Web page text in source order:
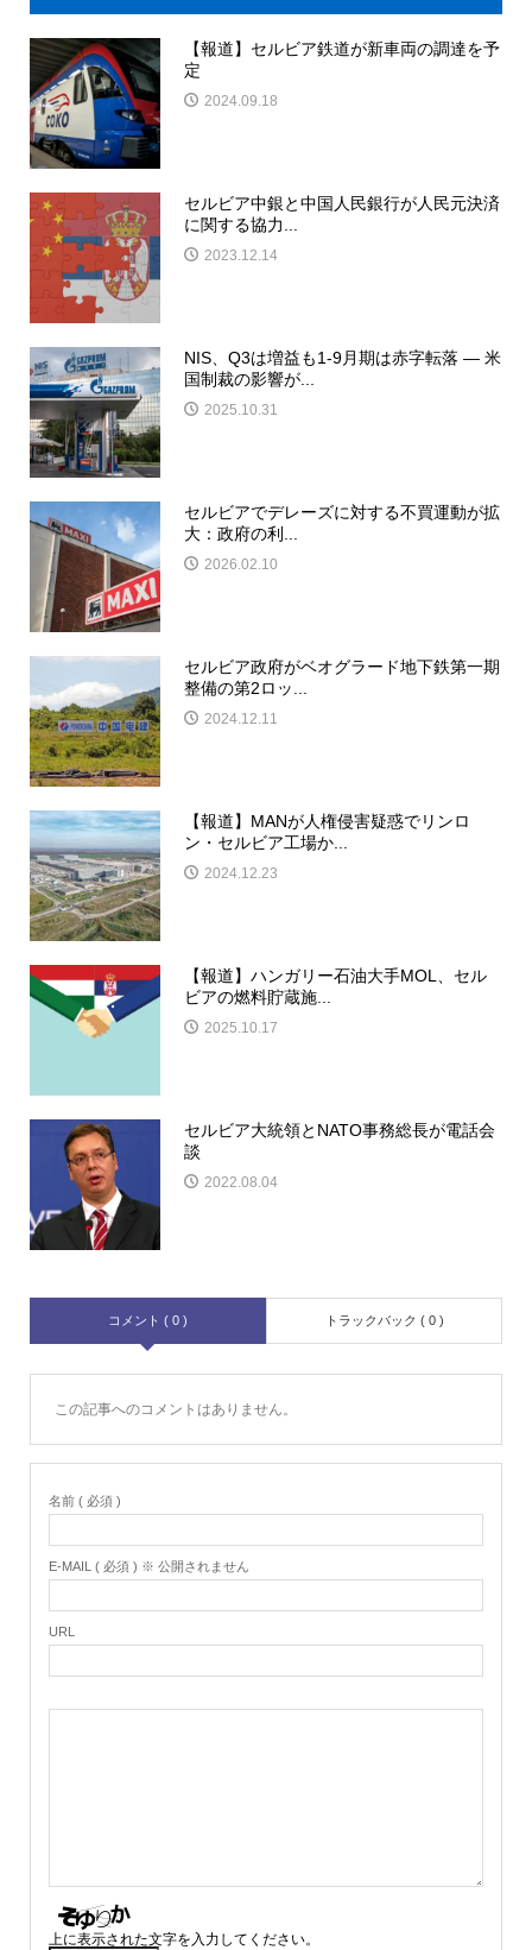
【報道】セルビア鉄道が新車両の調達を予
定
2024.09.18
セルビア中銀と中国人民銀行が人民元決済
に関する協力...
2023.12.14
NIS、Q3は増益も1-9月期は赤字転落 ― 米
国制裁の影響が...
2025.10.31
セルビアでデレーズに対する不買運動が拡
大：政府の利...
2026.02.10
セルビア政府がベオグラード地下鉄第一期
整備の第2ロッ...
2024.12.11
【報道】MANが人権侵害疑惑でリンロ
ン・セルビア工場か...
2024.12.23
【報道】ハンガリー石油大手MOL、セル
ビアの燃料貯蔵施...
2025.10.17
セルビア大統領とNATO事務総長が電話会
談
2022.08.04
コメント ( 0 ) トラックバック ( 0 )
この記事へのコメントはありません。
名前 ( 必須 )
E-MAIL ( 必須 ) ※ 公開されません
URL
上に表示された文字を入力してください。